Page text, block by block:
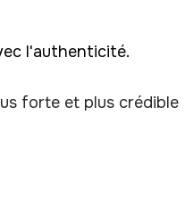
l'authenticité.
forte et plus crédible